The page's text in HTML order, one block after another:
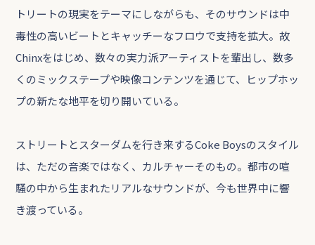
トリートの現実をテーマにしながらも、そのサウンドは中
毒性の高いビートとキャッチーなフロウで支持を拡大。故
Chinxをはじめ、数々の実力派アーティストを輩出し、数多
くのミックステープや映像コンテンツを通じて、ヒップホッ
プの新たな地平を切り開いている。
ストリートとスターダムを行き来するCoke Boysのスタイル
は、ただの音楽ではなく、カルチャーそのもの。都市の喧
騒の中から生まれたリアルなサウンドが、今も世界中に響
き渡っている。